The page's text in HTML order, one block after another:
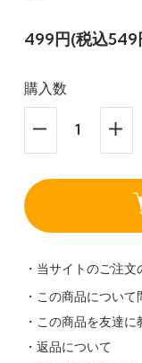
499円(税込549
購入数
・当サイトのご注
・この商品について
・この商品を友達に
・返品について